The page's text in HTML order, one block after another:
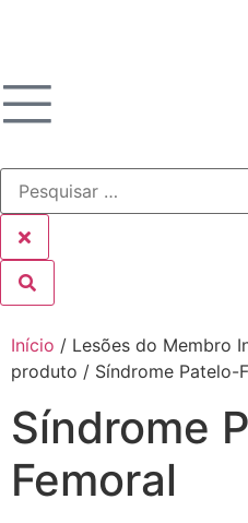
Início / Lesões do Membro
produto / Síndrome Patelo-
Síndrome
Femoral